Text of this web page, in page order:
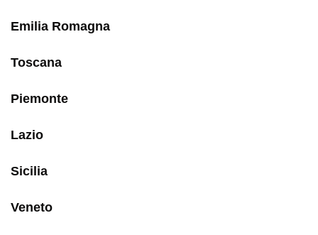
Emilia Romagna
Toscana
Piemonte
Lazio
Sicilia
Veneto